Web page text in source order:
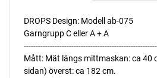
DROPS Design: Modell ab-075
Garngrupp C eller A + A
Mått: Mät längs mittmaskan: ca 40
sidan) överst: ca 182 cm.